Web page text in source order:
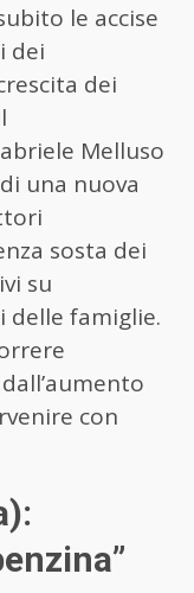
le accise
dei
dei
Melluso
una nuova
sosta dei
su
delle famiglie.
con